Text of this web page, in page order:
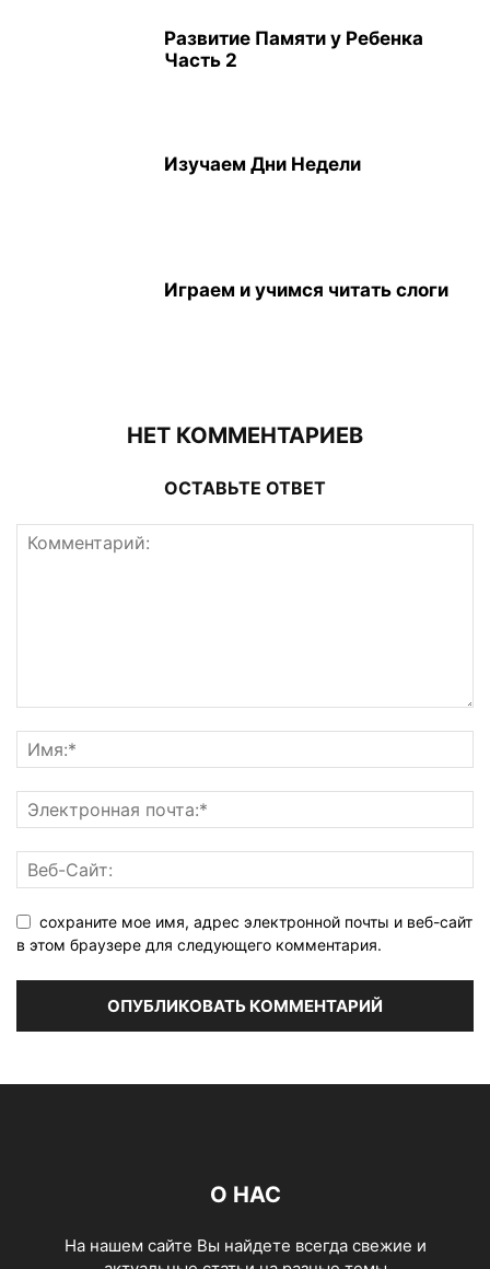
Развитие Памяти у Ребенка
Часть 2
Изучаем Дни Недели
Играем и учимся читать слоги
НЕТ КОММЕНТАРИЕВ
ОСТАВЬТЕ ОТВЕТ
сохраните мое имя, адрес электронной почты и веб-сайт
в этом браузере для следующего комментария.
О НАС
На нашем сайте Вы найдете всегда свежие и